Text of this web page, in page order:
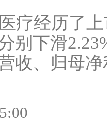
疗经历了
别下滑
收、归母